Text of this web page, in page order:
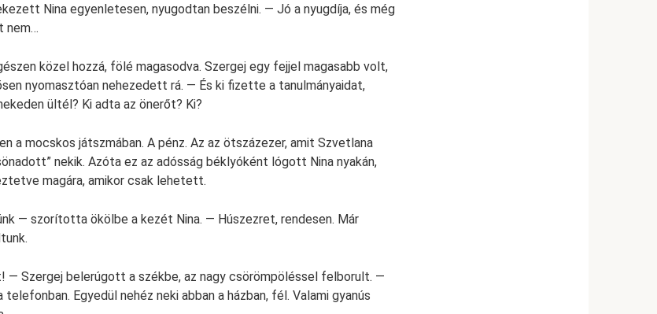
Nina egyenletesen, nyugodtan beszélni. — Jó a nyugdíja, és még
nem…
közel hozzá, fölé magasodva. Szergej egy fejjel magasabb volt,
nyomasztóan nehezedett rá. — És ki fizette a tanulmányaidat,
ültél? Ki adta az önerőt? Ki?
a mocskos játszmában. A pénz. Az az ötszázezer, amit Szvetlana
nekik. Azóta ez az adósság béklyóként lógott Nina nyakán,
magára, amikor csak lehetett.
— szorította ökölbe a kezét Nina. — Húszezret, rendesen. Már
— Szergej belerúgott a székbe, az nagy csörömpöléssel felborult. —
Egyedül nehéz neki abban a házban, fél. Valami gyanús